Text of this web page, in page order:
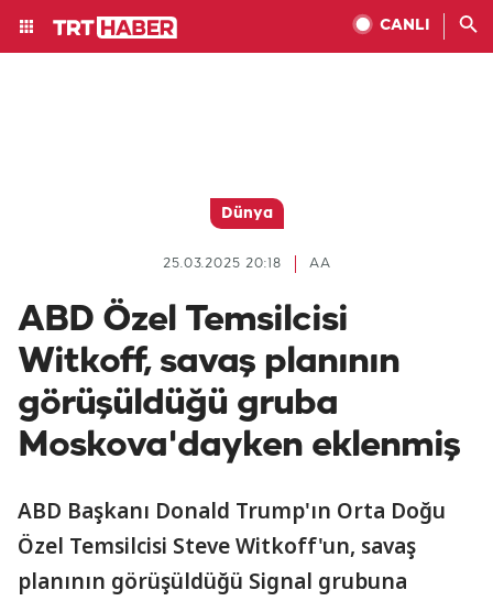
CANLI
Dünya
AA
25.03.2025 20:18
ABD Özel Temsilcisi
Witkoff, savaş planının
görüşüldüğü gruba
Moskova'dayken eklenmiş
ABD Başkanı Donald Trump'ın Orta Doğu
Özel Temsilcisi Steve Witkoff'un, savaş
planının görüşüldüğü Signal grubuna